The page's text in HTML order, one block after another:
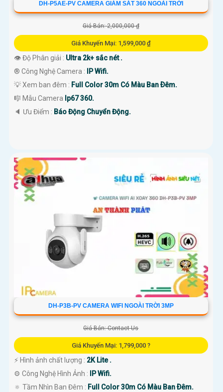
DH-P5AE-PV CAMERA GIÁM SÁT 360 NGOÀI TRỜI
Giá Bán: 2,000,000 ₫
Giá Khuyến Mại: 1,599,000 ₫
👁 Độ Phân giải : Ultra 2k+ sắc nét .
®️ Công Nghệ Camera :
IP Wifi.
💡 Xem ban đêm : Full Color 30m Có Màu Ban Ðêm.
🎼️ Mẫu Camera Ip67 360.
️🔈 Ưu Điểm : Báo Động Chuyển Động.
DH-P3B-PV CAMERA WIFI NGOÀI TRỜI 3MP
Giá Bán: Contact Us
Giá Khuyến Mại: 1,799,000 ?
️⚡ Hình ảnh chất lượng : 2K Lite .
⚙ Công Nghệ Hình Ảnh :
IP Wifi.
🔅 Tầm Nhìn Ban Đêm : Full Color 30m Có Màu Ban Ðêm.